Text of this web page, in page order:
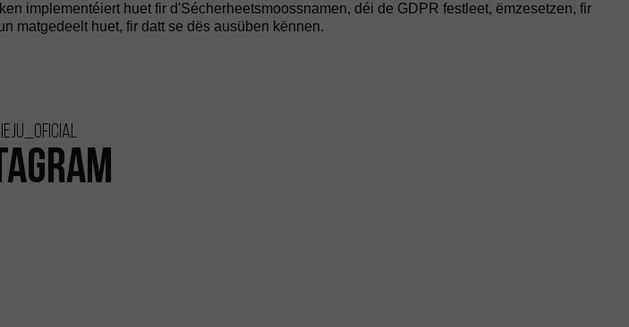
implementéiert huet fir d'Sécherheetsmoossnamen, déi de GDPR festleet, ëmzesetzen, fir
matgedeelt huet, fir datt se dës ausüben kënnen.